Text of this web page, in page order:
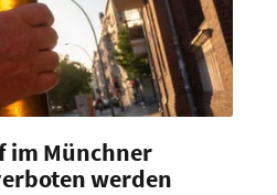
im Münchner
werden